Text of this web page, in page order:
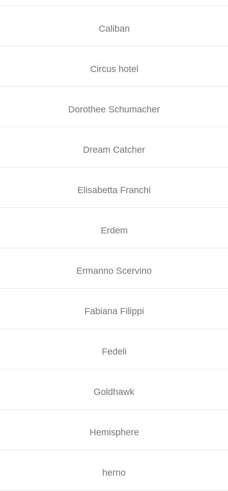
Caliban
Circus hotel
Dorothee Schumacher
Dream Catcher
Elisabetta Franchi
Erdem
Ermanno Scervino
Fabiana Filippi
Fedeli
Goldhawk
Hemisphere
herno